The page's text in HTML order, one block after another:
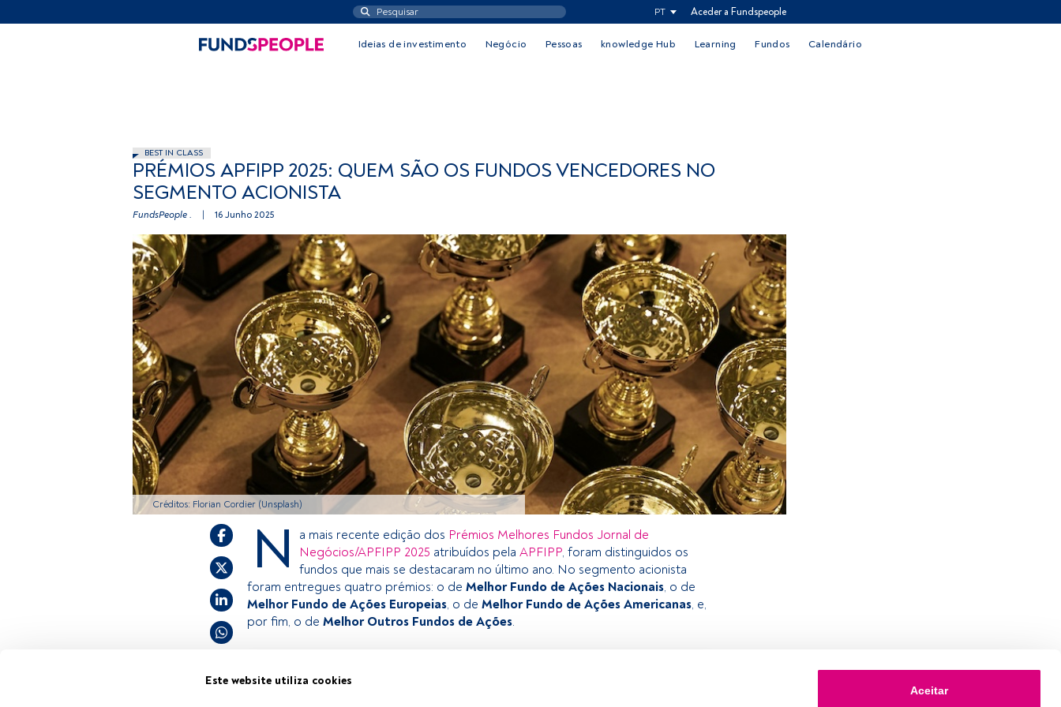
Este website utiliza cookies
Aceitar
PT Aceder a Fundspeople
Ideias de investimento Negócio Pessoas knowledge Hub Learning Fundos Calendário
BEST IN CLASS
PRÉMIOS APFIPP 2025: QUEM SÃO OS FUNDOS VENCEDORES NO
SEGMENTO ACIONISTA
FundsPeople . 16 Junho 2025
Créditos: Florian Cordier (Unsplash)
N a mais recente edição dos Prémios Melhores Fundos Jornal de
Negócios/APFIPP 2025 atribuídos pela APFIPP, foram distinguidos os
fundos que mais se destacaram no último ano. No segmento acionista
foram entregues quatro prémios: o de Melhor Fundo de Ações Nacionais, o de
Melhor Fundo de Ações Europeias, o de Melhor Fundo de Ações Americanas, e,
por fim, o de Melhor Outros Fundos de Ações.
Este é um artigo exclusivo para os utilizadores registados da FundsPeople. Se já